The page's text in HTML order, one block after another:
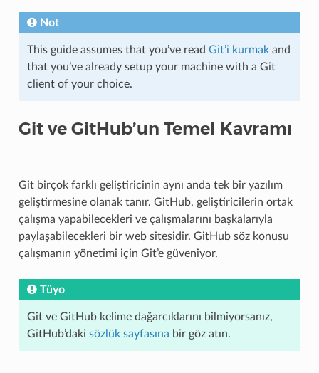
Not
This guide assumes that you’ve read Git’i kurmakand
that you’ve already setup your machine with a Git
client of your choice.
Git ve GitHub’un Temel Kavramı
Git birçok farklı geliştiricinin aynı anda tek bir yazılım
geliştirmesine olanak tanır. GitHub, geliştiricilerin ortak
çalışma yapabilecekleri ve çalışmalarını başkalarıyla
paylaşabilecekleri bir web sitesidir. GitHub söz konusu
çalışmanın yönetimi için Git’e güveniyor.
Tüyo
Git ve GitHub kelime dağarcıklarını bilmiyorsanız,
GitHub’daki sözlük sayfasına bir göz atın.